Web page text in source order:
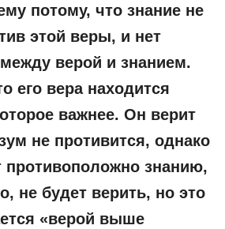
потому, что знание не
этой веры, и нет
верой и знанием.
его вера находится
важнее. Он верит
не противится, однако
противоположно знанию,
не будет верить, но это
«верой выше